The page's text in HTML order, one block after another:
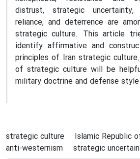
distrust, strategic uncertainty,
reliance, and deterrence are
strategic culture. This article
identify affirmative and
principles of Iran strategic
of strategic culture will be
military doctrine and defense
strategic culture Islamic Republic
anti-westernism
strategic